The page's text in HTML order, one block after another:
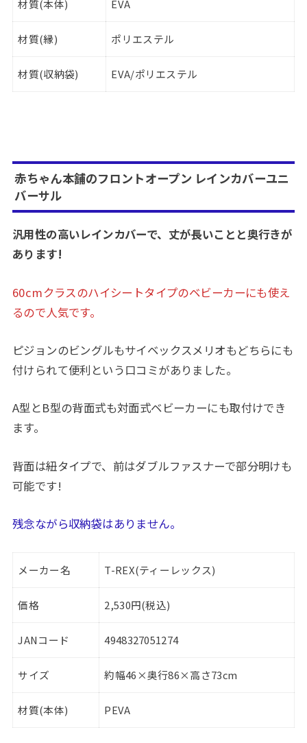
材質(本体) EVA
材質(縁) ポリエステル
材質(収納袋) EVA/ポリエステル
赤ちゃん本舗のフロントオープン レインカバーユニ
バーサル
汎用性の高いレインカバーで、丈が長いことと奥行きが
あります!
60cmクラスのハイシートタイプのベビーカーにも使え
るので人気です。
ピジョンのビングルもサイベックスメリオもどちらにも
付けられて便利という口コミがありました。
A型とB型の背面式も対面式ベビーカーにも取付けでき
ます。
背面は紐タイプで、前はダブルファスナーで部分明けも
可能です!
残念ながら収納袋はありません。
メーカー名 T-REX(ティーレックス)
価格 2,530円(税込)
JANコード 4948327051274
サイズ 約幅46×奥行86×高さ73cm
材質(本体) PEVA